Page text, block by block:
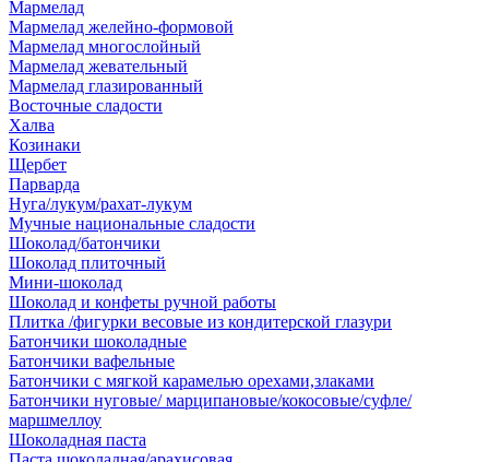
Мармелад
Мармелад желейно-формовой
Мармелад многослойный
Мармелад жевательный
Мармелад глазированный
Восточные сладости
Халва
Козинаки
Щербет
Парварда
Нуга/лукум/рахат-лукум
Мучные национальные сладости
Шоколад/батончики
Шоколад плиточный
Мини-шоколад
Шоколад и конфеты ручной работы
Плитка /фигурки весовые из кондитерской глазури
Батончики шоколадные
Батончики вафельные
Батончики с мягкой карамелью орехами,злаками
Батончики нуговые/ марципановые/кокосовые/суфле/
маршмеллоу
Шоколадная паста